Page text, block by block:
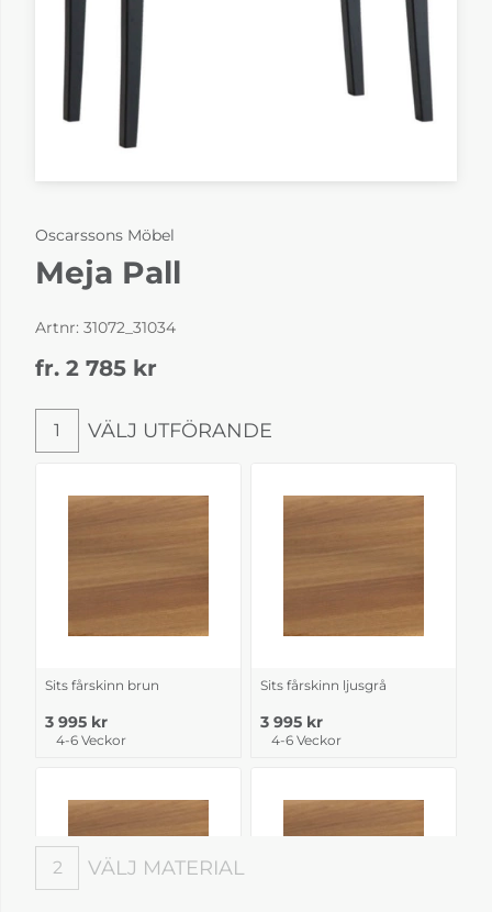
Oscarssons Möbel
Meja Pall
Artnr: 31072_31034
fr. 2 785 kr
Välj utförande
1 VÄLJ UTFÖRANDE
Sits fårskinn brun
3 995 kr
4-6 Veckor
Sits fårskinn ljusgrå
3 995 kr
4-6 Veckor
Välj material
2 VÄLJ MATERIAL